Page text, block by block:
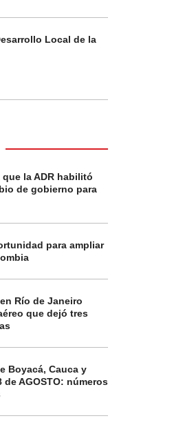
Local de la
la ADR habilitó
de gobierno para
para ampliar
Río de Janeiro
que dejó tres
Boyacá, Cauca y
de AGOSTO: números